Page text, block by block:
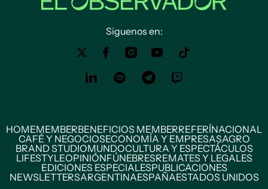
Siguenos en:
HOMEMEMBERBENEFICIOS MEMBERREFERÍNACIONAL
CAFÉ Y NEGOCIOSECONOMÍA Y EMPRESASAGRO
BRAND STUDIOMUNDOCULTURA Y ESPECTÁCULOS
LIFESTYLEOPINIÓNFÚNEBRESREMATES Y LEGALES
EDICIONES ESPECIALESPUBLICACIONES
NEWSLETTERSARGENTINAESPAÑAESTADOS UNIDOS